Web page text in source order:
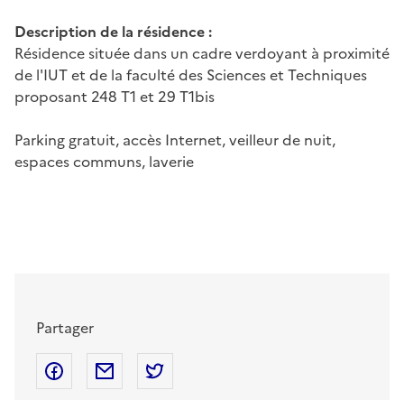
Description de la résidence :
Résidence située dans un cadre verdoyant à proximité
de l'IUT et de la faculté des Sciences et Techniques
proposant 248 T1 et 29 T1bis
Parking gratuit, accès Internet, veilleur de nuit,
espaces communs, laverie
Partager
Partager sur Facebook
Partager par mail